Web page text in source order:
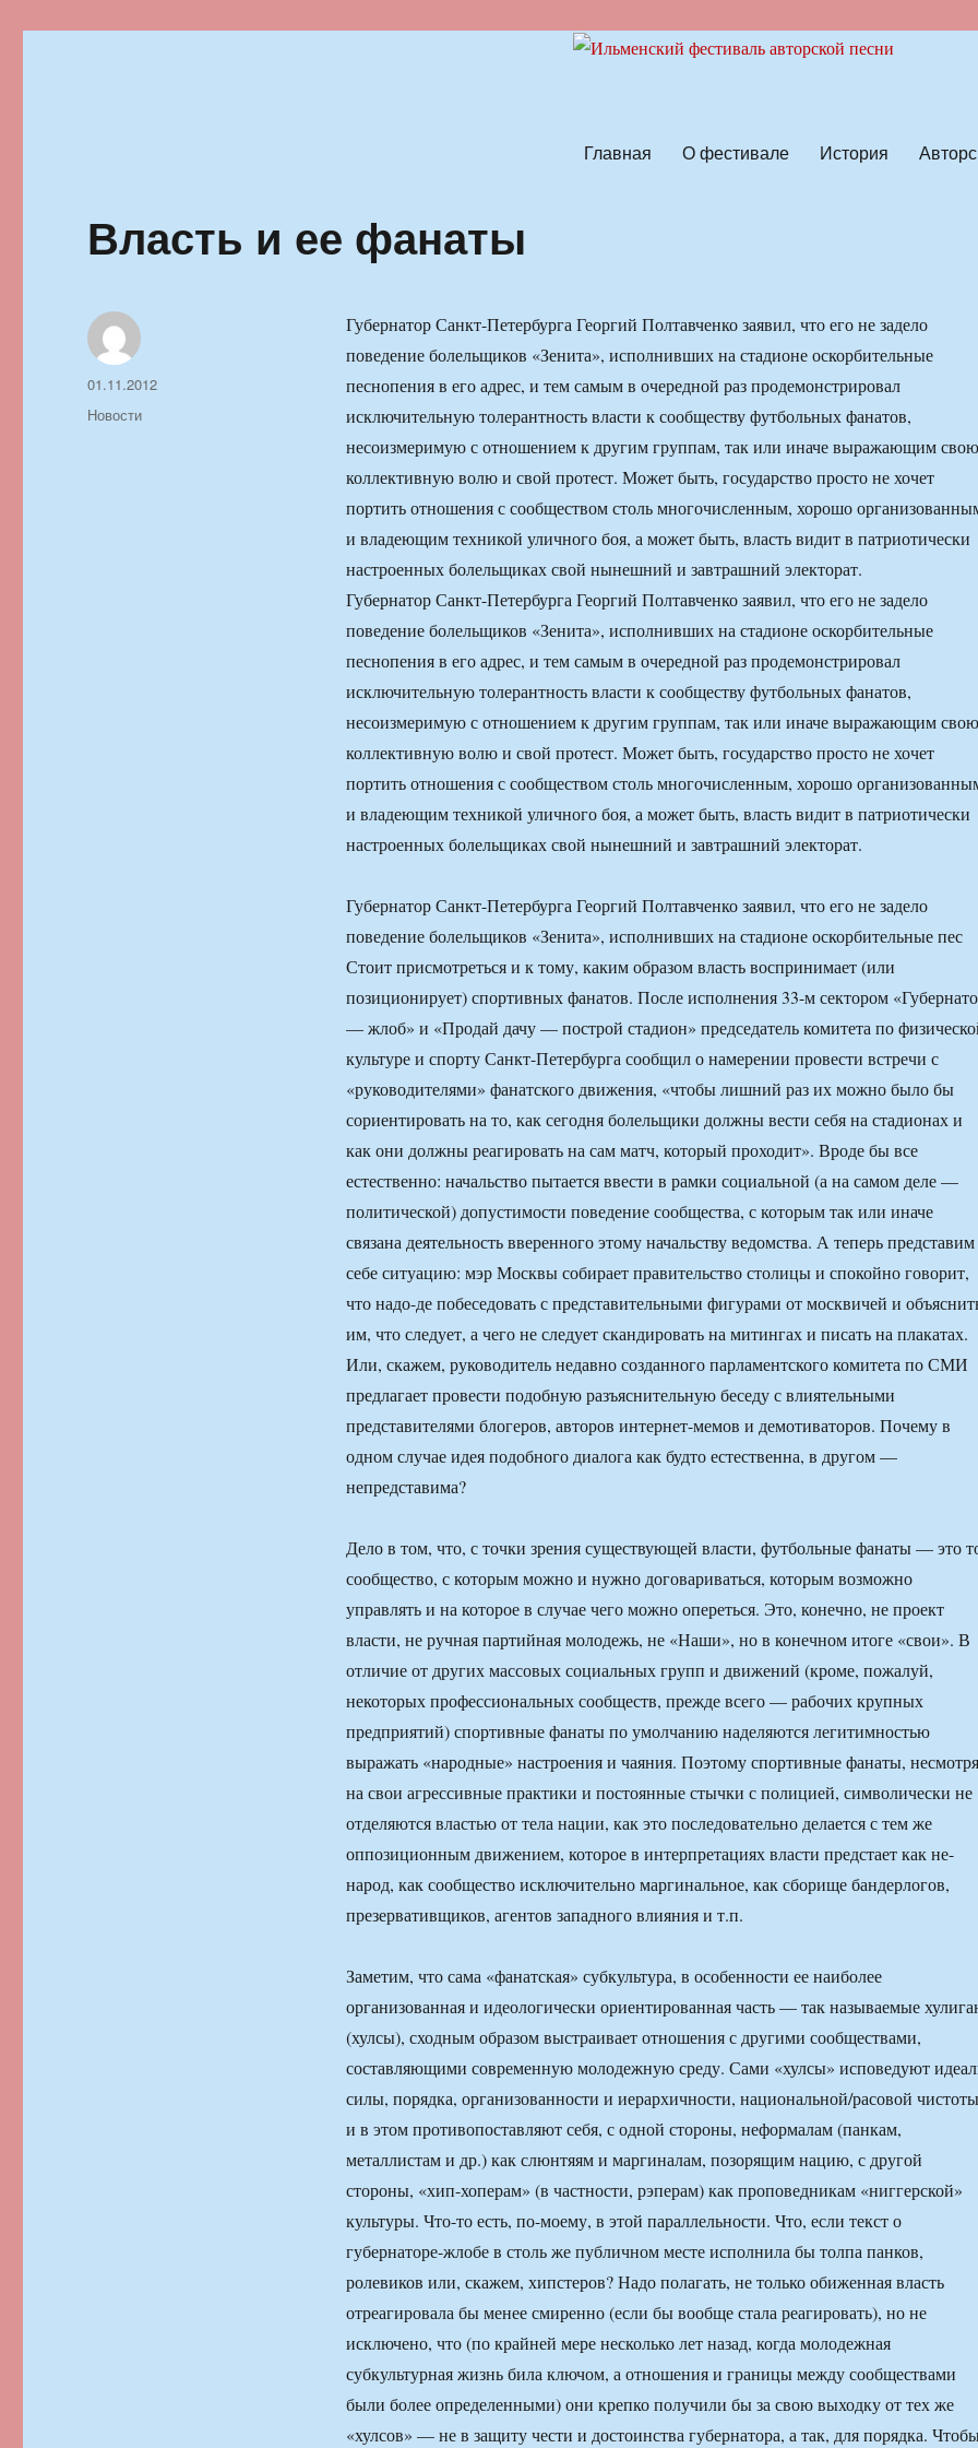
Главная О фестивале История
Власть и ее фанаты
Губернатор Санкт-Петербурга Георгий Полтавченко заявил, что его не задело
поведение болельщиков «Зенита», исполнивших на стадионе оскорбительные
песнопения в его адрес, и тем самым в очередной раз продемонстрировал
исключительную толерантность власти к сообществу футбольных фанатов,
несоизмеримую с отношением к другим группам, так или иначе выражающим свою
коллективную волю и свой протест. Может быть, государство просто не хочет
портить отношения с сообществом столь многочисленным, хорошо
и владеющим техникой уличного боя, а может быть, власть видит в патриотически
настроенных болельщиках свой нынешний и завтрашний электорат.
Губернатор Санкт-Петербурга Георгий Полтавченко заявил, что его не задело
поведение болельщиков «Зенита», исполнивших на стадионе оскорбительные
песнопения в его адрес, и тем самым в очередной раз продемонстрировал
исключительную толерантность власти к сообществу футбольных фанатов,
несоизмеримую с отношением к другим группам, так или иначе выражающим свою
коллективную волю и свой протест. Может быть, государство просто не хочет
портить отношения с сообществом столь многочисленным, хорошо
и владеющим техникой уличного боя, а может быть, власть видит в патриотически
настроенных болельщиках свой нынешний и завтрашний электорат.
Губернатор Санкт-Петербурга Георгий Полтавченко заявил, что его не задело
поведение болельщиков «Зенита», исполнивших на стадионе оскорбительные пес
Стоит присмотреться и к тому, каким образом власть воспринимает (или
позиционирует) спортивных фанатов. После исполнения 33-м сектором
— жлоб» и «Продай дачу — построй стадион» председатель комитета по
культуре и спорту Санкт-Петербурга сообщил о намерении провести встречи с
«руководителями» фанатского движения, «чтобы лишний раз их можно было бы
сориентировать на то, как сегодня болельщики должны вести себя на стадионах и
как они должны реагировать на сам матч, который проходит». Вроде бы все
естественно: начальство пытается ввести в рамки социальной (а на самом деле —
политической) допустимости поведение сообщества, с которым так или иначе
связана деятельность вверенного этому начальству ведомства. А теперь представим
себе ситуацию: мэр Москвы собирает правительство столицы и спокойно говорит,
что надо-де побеседовать с представительными фигурами от москвичей и
им, что следует, а чего не следует скандировать на митингах и писать на плакатах.
Или, скажем, руководитель недавно созданного парламентского комитета по СМИ
предлагает провести подобную разъяснительную беседу с влиятельными
представителями блогеров, авторов интернет-мемов и демотиваторов. Почему в
одном случае идея подобного диалога как будто естественна, в другом —
непредставима?
Дело в том, что, с точки зрения существующей власти, футбольные фанаты — это
сообщество, с которым можно и нужно договариваться, которым возможно
управлять и на которое в случае чего можно опереться. Это, конечно, не проект
власти, не ручная партийная молодежь, не «Наши», но в конечном итоге «свои». В
отличие от других массовых социальных групп и движений (кроме, пожалуй,
некоторых профессиональных сообществ, прежде всего — рабочих крупных
предприятий) спортивные фанаты по умолчанию наделяются легитимностью
выражать «народные» настроения и чаяния. Поэтому спортивные фанаты, несмотря
на свои агрессивные практики и постоянные стычки с полицией, символически не
отделяются властью от тела нации, как это последовательно делается с тем же
оппозиционным движением, которое в интерпретациях власти предстает как не-
народ, как сообщество исключительно маргинальное, как сборище бандерлогов,
презервативщиков, агентов западного влияния и т.п.
Заметим, что сама «фанатская» субкультура, в особенности ее наиболее
организованная и идеологически ориентированная часть — так называемые
(хулсы), сходным образом выстраивает отношения с другими сообществами,
составляющими современную молодежную среду. Сами «хулсы» исповедуют
силы, порядка, организованности и иерархичности, национальной/расовой чистоты
и в этом противопоставляют себя, с одной стороны, неформалам (панкам,
металлистам и др.) как слюнтяям и маргиналам, позорящим нацию, с другой
стороны, «хип-хоперам» (в частности, рэперам) как проповедникам «ниггерской»
культуры. Что-то есть, по-моему, в этой параллельности. Что, если текст о
губернаторе-жлобе в столь же публичном месте исполнила бы толпа панков,
ролевиков или, скажем, хипстеров? Надо полагать, не только обиженная власть
отреагировала бы менее смиренно (если бы вообще стала реагировать), но не
исключено, что (по крайней мере несколько лет назад, когда молодежная
субкультурная жизнь била ключом, а отношения и границы между сообществами
были более определенными) они крепко получили бы за свою выходку от тех же
«хулсов» — не в защиту чести и достоинства губернатора, а так, для порядка.
Автор
Опубликовано
01.11.2012
Рубрики
Новости